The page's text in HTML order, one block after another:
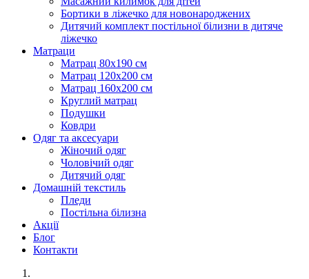
Бортики в ліжечко для новонароджених
Дитячий комплект постільної білизни в дитяче
ліжечко
Матраци
Матрац 80х190 см
Матрац 120х200 см
Матрац 160х200 см
Круглий матрац
Подушки
Ковдри
Одяг та аксесуари
Жіночий одяг
Чоловічий одяг
Дитячий одяг
Домашній текстиль
Пледи
Постільна білизна
Акції
Блог
Контакти